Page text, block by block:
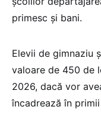
primesc și bani.
Elevii de gimnaziu
valoare de 450 de
2026, dacă vor
încadrează în